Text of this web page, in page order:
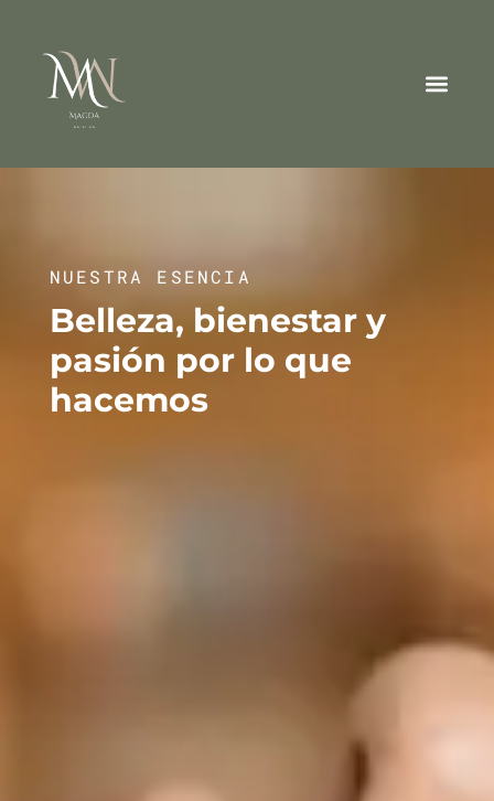
NUESTRA ESENCIA
Belleza, bienestar y
pasión por lo que
hacemos